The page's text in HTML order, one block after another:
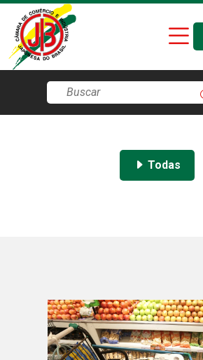
Todas